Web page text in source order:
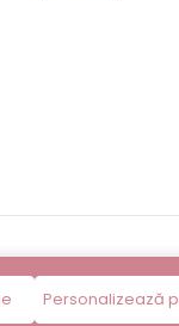
Personalizează